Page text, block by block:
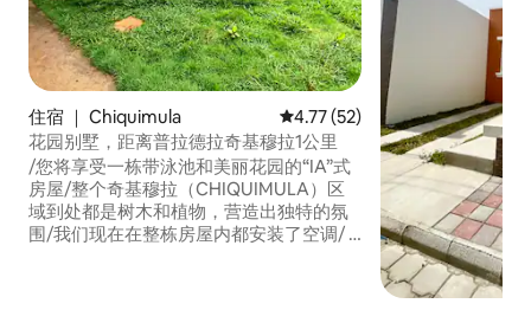
住宿 ｜ Chiquimula 平均评分 4.77 分（满分 5 分）
4.77 (52)
花园别墅，距离普拉德拉奇基穆拉1公里
/您将享受一栋带泳池和美丽花园的“IA”式
房屋/整个奇基穆拉（CHIQUIMULA）区
域到处都是树木和植物，营造出独特的氛
围/我们现在在整栋房屋内都安装了空调/ 3